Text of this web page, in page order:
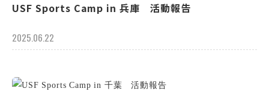
USF Sports Camp in 兵庫 活動報告
2025.06.22